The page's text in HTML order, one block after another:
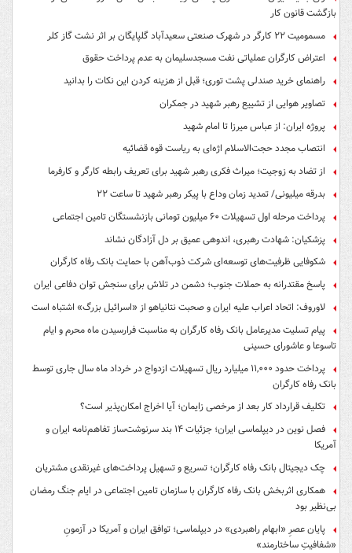
بازگشت قانون کار
مسمومیت ۲۲ کارگر در شهرک صنعتی سعیدآباد گلپایگان بر اثر نشت گاز کلر
اعتراض کارگران عملیاتی نفت مسجدسلیمان به عدم پرداخت حقوق
راهنمای خرید صندلی پشت توری؛ قبل از هزینه کردن این نکات را بدانید
تصاویر هوایی از تشییع رهبر شهید در جمکران
پروژه ایران: از عباس میرزا تا امام شهید
انتصاب مجدد حجت‌الاسلام اژه‌ای به ریاست قوه‌ قضائیه
از تضاد به زوجیت؛ میراث فکری رهبر شهید برای تعریف رابطه کارگر و کارفرما
بدرقه میلیونی/ تمدید زمان وداع با پیکر رهبر شهید تا ساعت ۲۲
پرداخت مرحله اول تسهیلات ۶۰ میلیون تومانی بازنشستگان تامین اجتماعی
پزشکیان: شهادت رهبری، اندوهی عمیق بر دل آزادگان نشاند
شکوفایی ظرفیت‌های توسعه‌ای شرکت ذوب‌آهن با حمایت‌ بانک رفاه کارگران
پاسخ مقتدرانه به حملات جنوب؛ دشمن در تلاش برای سنجش توان دفاعی ایران
لاوروف: اتحاد اعراب علیه ایران و صحبت نتانیاهو از «اسرائیل بزرگ» اشتباه است
پیام تسلیت مدیرعامل بانک رفاه کارگران به مناسبت فرارسیدن ماه محرم و ایام
تاسوعا و عاشورای حسینی
پرداخت حدود ۱۱,۰۰۰ میلیارد ریال تسهیلات ازدواج در خرداد ماه سال جاری توسط
بانک رفاه کارگران
تکلیف قرارداد کار بعد از مرخصی زایمان؛ آیا اخراج امکان‌پذیر است؟
فصل نوین در دیپلماسی ایران؛ جزئیات ۱۴ بند سرنوشت‌ساز تفاهم‌نامه ایران و
آمریکا
چک دیجیتال بانک رفاه کارگران؛ تسریع و تسهیل پرداخت‌های غیرنقدی مشتریان
همکاری اثربخش بانک رفاه کارگران با سازمان تامین اجتماعی در ایام جنگ رمضان
بی‌نظیر بود
پایان عصرِ «ابهام راهبردی» در دیپلماسی؛ توافق ایران و آمریکا در آزمونِ
«شفافیتِ ساختارمند»